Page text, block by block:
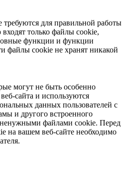
для правильной работы
только файлы cookie,
функции и функции
файлы cookie не хранят никакой
могут не быть особенно
сайта и используются
данных пользователей с
и другого встроенного
файлами cookie. Перед
на вашем веб-сайте необходимо